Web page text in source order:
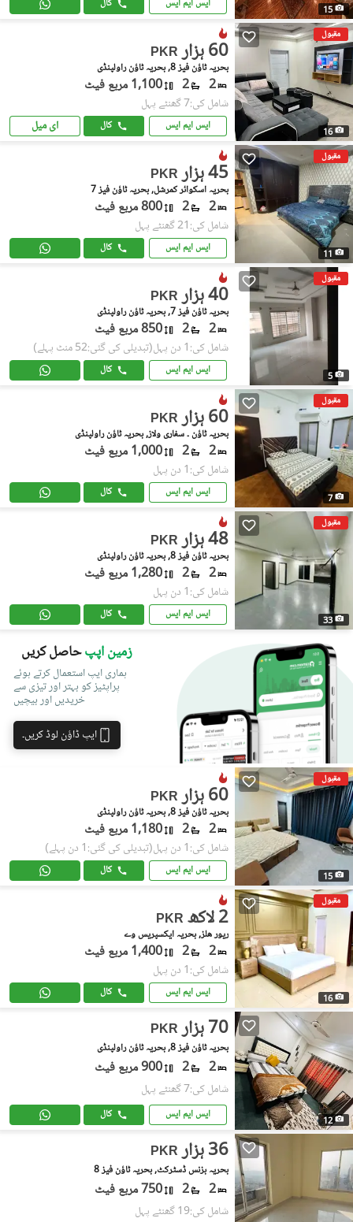
15 ایس ایم ایس کال
مقبول
16
PKR 60 ہزار
بحریہ ٹاؤن فیز 8, بحریہ ٹاؤن راولپنڈی
2
2 1,100 مربع فیٹ
شامل کی:7 گھنٹے پہل
ایس ایم ایس کال ای میل
مقبول
11
PKR 45 ہزار
بحریہ اسکوائر کمرشل, بحریہ ٹاؤن فیز 7
2
2 800 مربع فیٹ
شامل کی:21 گھنٹے پہل
ایس ایم ایس کال
مقبول
5
PKR 40 ہزار
بحریہ ٹاؤن فیز 7, بحریہ ٹاؤن راولپنڈی
2
2 850 مربع فیٹ
شامل کی:1 دن پہل (تبدیلی کی گئی:52 منٹ پہلے)
ایس ایم ایس کال
مقبول
7
PKR 60 ہزار
بحریہ ٹاؤن ۔ سفاری ولاز, بحریہ ٹاؤن راولپنڈی
2
2 1,000 مربع فیٹ
شامل کی:1 دن پہل
ایس ایم ایس کال
مقبول
33
PKR 48 ہزار
بحریہ ٹاؤن فیز 8, بحریہ ٹاؤن راولپنڈی
2
2 1,280 مربع فیٹ
شامل کی:1 دن پہل
ایس ایم ایس کال
زمین اپپحاصل کریں
ہماری ایپ استعمال کرتے ہوئے
پراپٹیز کو بہتر اور تیزی سے
خریدیں اور بیچیں
ایپ ڈاؤن لوڈ کریں۔
مقبول
15
PKR 60 ہزار
بحریہ ٹاؤن فیز 8, بحریہ ٹاؤن راولپنڈی
2
2 1,180 مربع فیٹ
شامل کی:1 دن پہل (تبدیلی کی گئی:1 دن پہلے)
ایس ایم ایس کال
مقبول
16
PKR 2 لاکھ
ریور هلز, بحریہ ایکسپریس وے
2
2 1,400 مربع فیٹ
شامل کی:1 دن پہل
ایس ایم ایس کال
12
PKR 70 ہزار
بحریہ ٹاؤن فیز 8, بحریہ ٹاؤن راولپنڈی
2
2 900 مربع فیٹ
شامل کی:7 گھنٹے پہل
ایس ایم ایس کال
PKR 36 ہزار
بحریہ بزنس ڈسٹرکٹ, بحریہ ٹاؤن فیز 8
2
2 750 مربع فیٹ
شامل کی:19 گھنٹے پہل